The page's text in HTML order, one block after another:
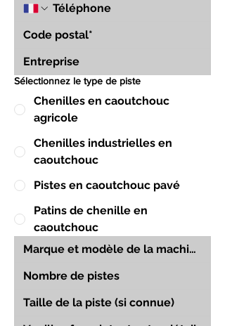
Sélectionnez le type de piste
Chenilles en caoutchouc
agricole
Chenilles industrielles en
caoutchouc
Pistes en caoutchouc pavé
Patins de chenille en
caoutchouc